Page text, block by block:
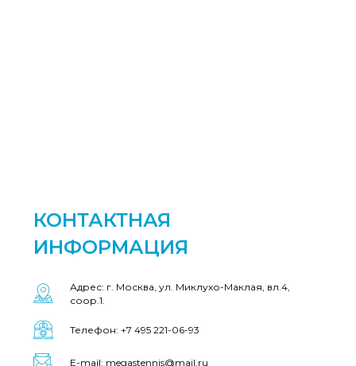
КОНТАКТНАЯ
ИНФОРМАЦИЯ
Адрес: г. Москва, ул. Миклухо-Маклая, вл.4,
соор.1.
Телефон: +7 495 221-06-93
E-mail: megastennis@mail.ru